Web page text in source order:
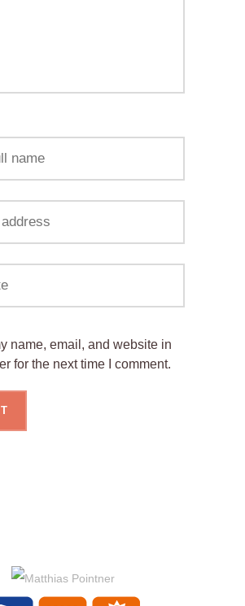
name, email, and website in
for the next time I comment.